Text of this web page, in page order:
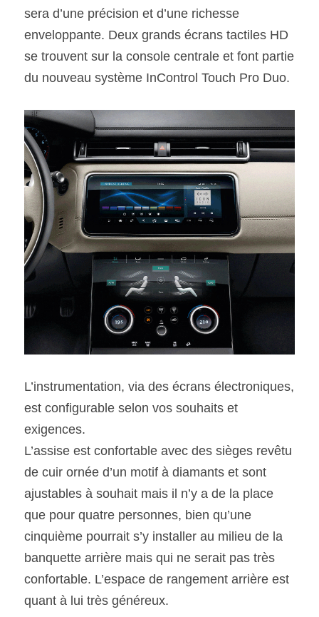
sera d’une précision et d’une richesse
enveloppante. Deux grands écrans tactiles HD
se trouvent sur la console centrale et font partie
du nouveau système InControl Touch Pro Duo.
L’instrumentation, via des écrans électroniques,
est configurable selon vos souhaits et
exigences.
L’assise est confortable avec des sièges revêtu
de cuir ornée d’un motif à diamants et sont
ajustables à souhait mais il n’y a de la place
que pour quatre personnes, bien qu’une
cinquième pourrait s’y installer au milieu de la
banquette arrière mais qui ne serait pas très
confortable. L’espace de rangement arrière est
quant à lui très généreux.